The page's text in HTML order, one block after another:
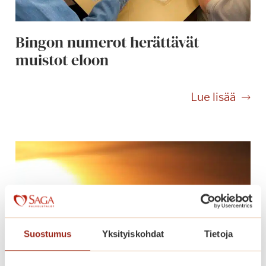
Suostumus Yksityiskohdat Tietoja
a
e
Bingon numerot herättävät
muistot eloon
Lue lisää
B
g
n
m